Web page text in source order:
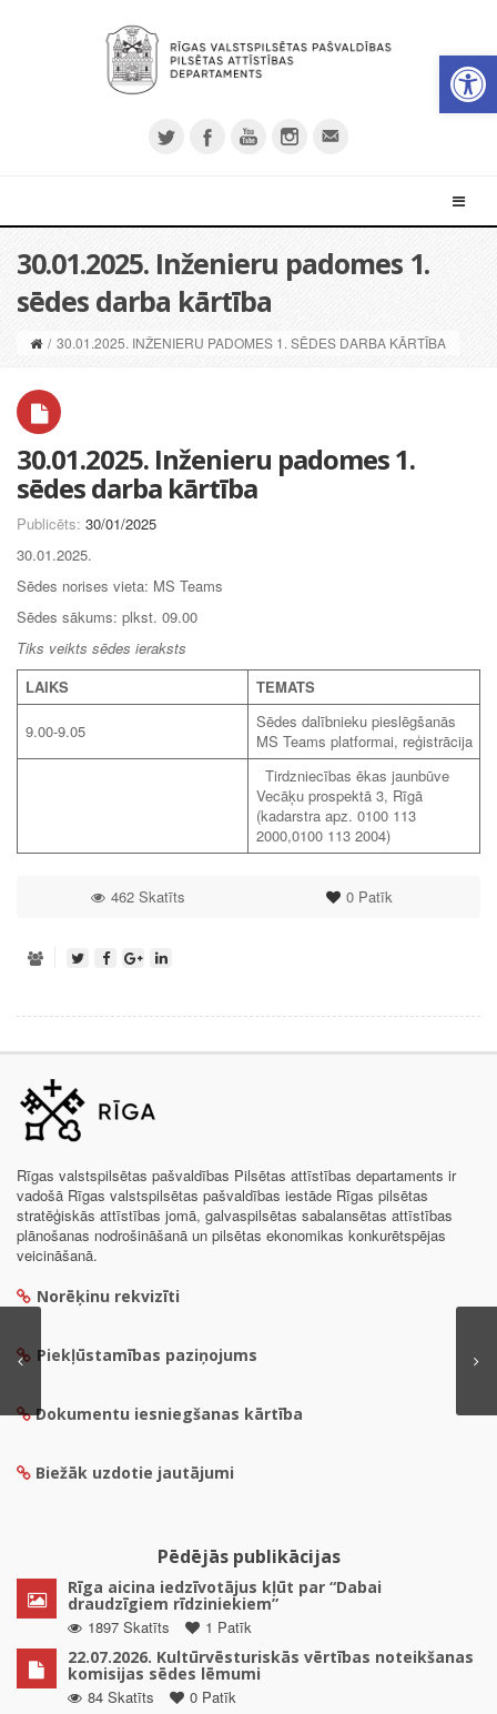
30.01.2025. Inženieru padomes 1.
sēdes darba kārtība
/ 30.01.2025. INŽENIERU PADOMES 1. SĒDES DARBA KĀRTĪBA
30.01.2025. Inženieru padomes 1.
sēdes darba kārtība
Publicēts: 30/01/2025
30.01.2025.
Sēdes norises vieta: MS Teams
Sēdes sākums: plkst. 09.00
Tiks veikts sēdes ieraksts
LAIKS
TEMATS
9.00-9.05
Sēdes dalībnieku pieslēgšanās
MS Teams platformai, reģistrācija
Tirdzniecības ēkas jaunbūve
Vecāķu prospektā 3, Rīgā
(kadarstra apz. 0100 113
2000,0100 113 2004)
0Patīk
462 Skatīts
Rīgas valstspilsētas pašvaldības Pilsētas attīstības departaments ir
vadošā Rīgas valstspilsētas pašvaldības iestāde Rīgas pilsētas
stratēģiskās attīstības jomā, galvaspilsētas sabalansētas attīstības
plānošanas nodrošināšanā un pilsētas ekonomikas konkurētspējas
veicināšanā.
Norēķinu rekvizīti
Piekļūstamības paziņojums
Dokumentu iesniegšanas kārtība
Biežāk uzdotie jautājumi
Pēdējās publikācijas
Rīga aicina iedzīvotājus kļūt par “Dabai
draudzīgiem rīdziniekiem”
1897 Skatīts
1 Patīk
22.07.2026. Kultūrvēsturiskās vērtības noteikšanas
komisijas sēdes lēmumi
84 Skatīts
0 Patīk